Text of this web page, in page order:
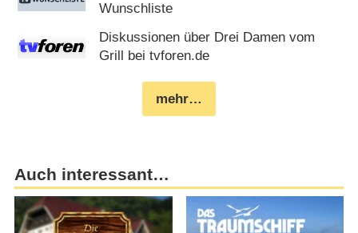
Wunschliste
Diskussionen über Drei Damen vom
Grill bei tvforen.de
mehr…
Auch interessant…